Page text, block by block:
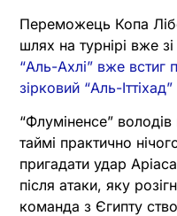
Переможець Копа
шлях на турнірі вже зі
“Аль-Ахлі” вже
зірковий “Аль-Іттіхад”
“Флуміненсе”
таймі практично
пригадати удар
після атаки, яку
команда з Єгипту